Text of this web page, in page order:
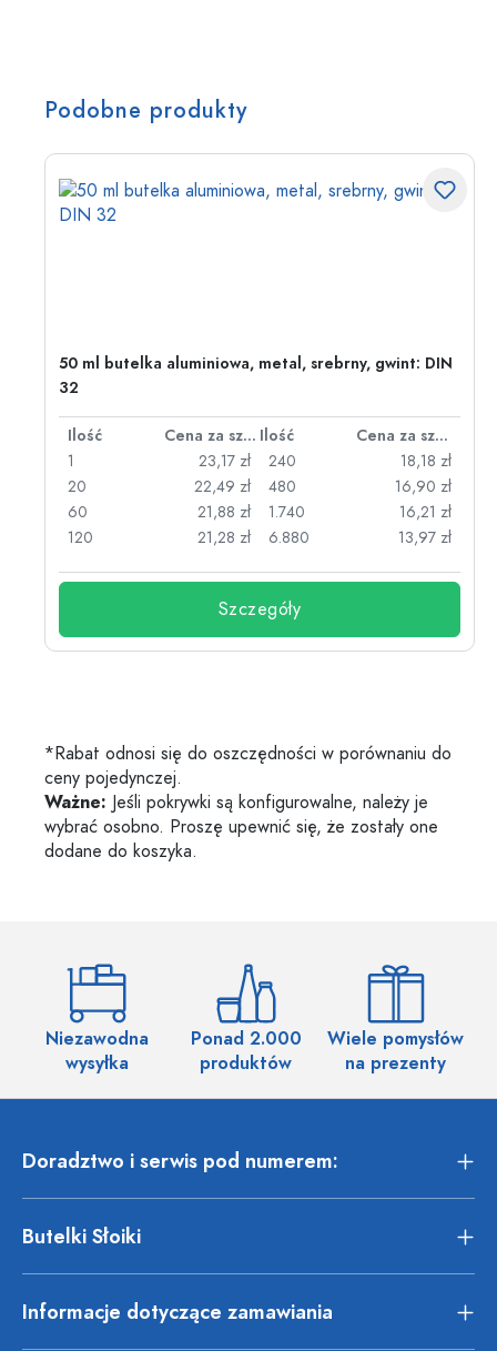
Podobne produkty
50 ml butelka aluminiowa, metal, srebrny, gwint: DIN
32
Ilość Cena za sztukę Ilość
Cena za sztukę
1
23,17 zł
20
22,49 zł
60
21,88 zł
120
21,28 zł
240
18,18 zł
480
16,90 zł
1.740
16,21 zł
6.880
13,97 zł
Szczegóły
*Rabat odnosi się do oszczędności w porównaniu do
ceny pojedynczej.
Ważne: Jeśli pokrywki są konfigurowalne, należy je
wybrać osobno. Proszę upewnić się, że zostały one
dodane do koszyka.
Niezawodna
wysyłka
Ponad 2.000
produktów
Wiele pomysłów
na prezenty
Doradztwo i serwis pod numerem:
Butelki Słoiki
Informacje dotyczące zamawiania